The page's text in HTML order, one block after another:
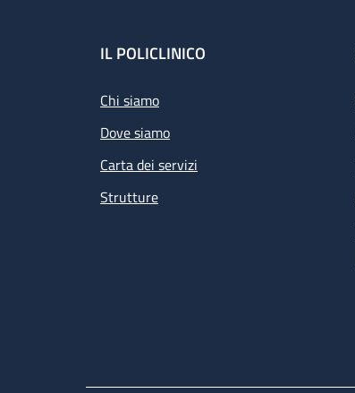
Footer
IL POLICLINICO
Chi siamo
Dove siamo
Carta dei servizi
Strutture